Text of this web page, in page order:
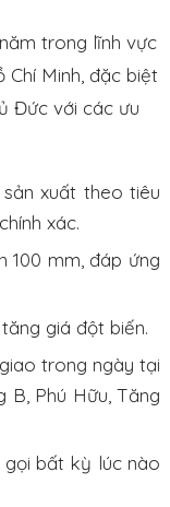
trong lĩnh vực
Chí Minh, đặc biệt
Đức với các ưu
xuất theo tiêu
xác.
100 mm, đáp ứng
giá đột biến.
trong ngày tại
B, Phú Hữu, Tăng
bất kỳ lúc nào